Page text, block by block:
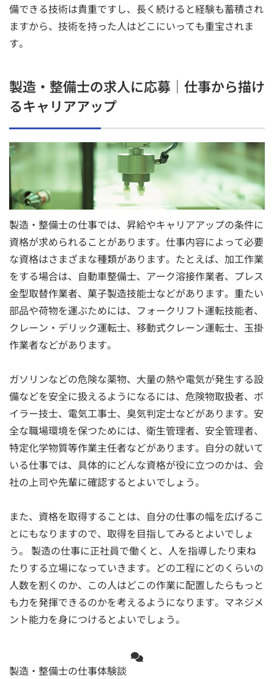
備できる技術は貴重ですし、長く続けると経験も蓄積され
ますから、技術を持った人はどこにいっても重宝されま
す。
製造・整備士の求人に応募｜仕事から描け
るキャリアアップ
製造・整備士の仕事では、昇給やキャリアアップの条件に
資格が求められることがあります。仕事内容によって必要
な資格はさまざまな種類があります。たとえば、加工作業
をする場合は、自動車整備士、アーク溶接作業者、プレス
金型取替作業者、菓子製造技能士などがあります。重たい
部品や荷物を運ぶためには、フォークリフト運転技能者、
クレーン・デリック運転士、移動式クレーン運転士、玉掛
作業者などがあります。
ガソリンなどの危険な薬物、大量の熱や電気が発生する設
備などを安全に扱えるようになるには、危険物取扱者、ボ
イラー技士、電気工事士、臭気判定士などがあります。安
全な職場環境を保つためには、衛生管理者、安全管理者、
特定化学物質等作業主任者などがあります。自分の就いて
いる仕事では、具体的にどんな資格が役に立つのかは、会
社の上司や先輩に確認するとよいでしょう。
また、資格を取得することは、自分の仕事の幅を広げるこ
とにもなりますので、取得を目指してみるとよいでしょ
う。 製造の仕事に正社員で働くと、人を指導したり束ね
たりする立場になっていきます。どの工程にどのくらいの
人数を割くのか、この人はどこの作業に配置したらもっと
も力を発揮できるのかを考えるようになります。マネジメ
ント能力を身につけるとよいでしょう。
製造・整備士の仕事体験談